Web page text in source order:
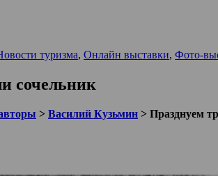
туризма, Онлайн выставки, Фото-
сочельник
> Василий Кузьмин > Празднуем